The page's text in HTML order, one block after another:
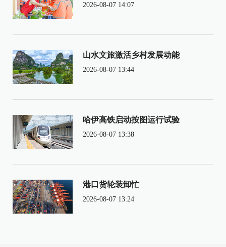
2026-08-07 14:07
山水文旅激活乡村发展动能
2026-08-07 13:44
哈伊高铁启动按图运行试验
2026-08-07 13:38
港口货轮装卸忙
2026-08-07 13:24